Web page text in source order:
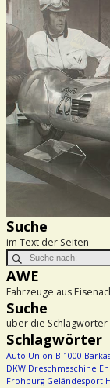
Suche
im Text der Seiten
AWE
Fahrzeuge aus
Suche
über die
Schlagwörter
Auto Union B 1000 Barkas
DKW Dreschmaschine
Frohburg Geländesport